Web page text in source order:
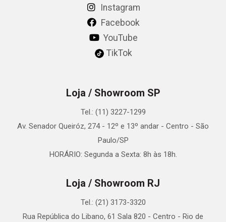
Instagram
Facebook
YouTube
TikTok
Loja / Showroom SP
Tel.: (11) 3227-1299
Av. Senador Queiróz, 274 - 12º e 13º andar - Centro - São
Paulo/SP
HORÁRIO: Segunda a Sexta: 8h às 18h.
Loja / Showroom RJ
Tel.: (21) 3173-3320
Rua República do Libano, 61 Sala 820 - Centro - Rio de